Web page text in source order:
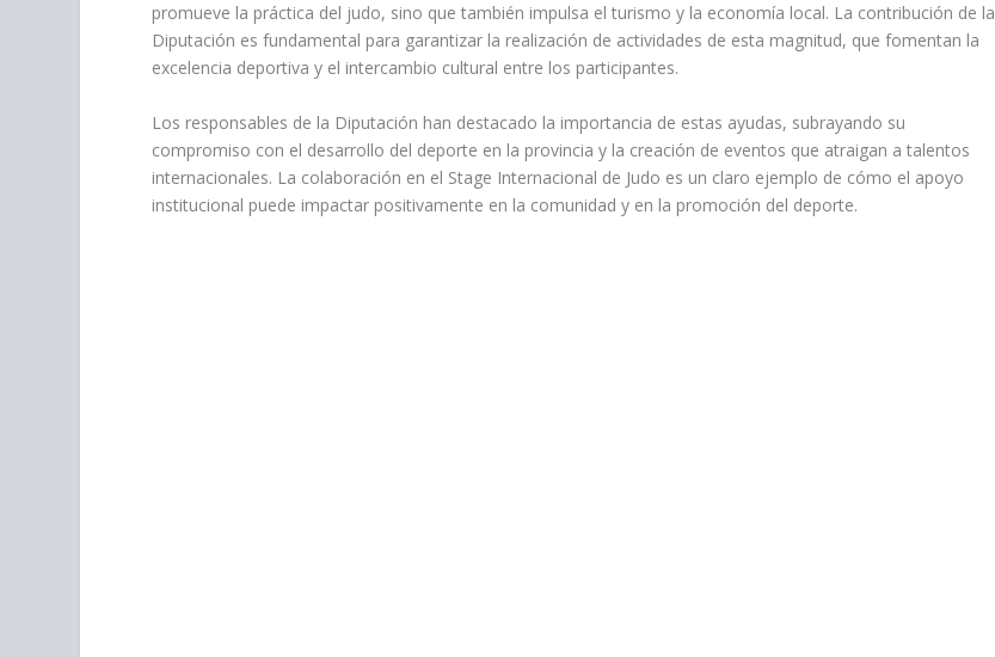
promueve la práctica del judo, sino que también impulsa el turismo y la economía local. La contribución de la
Diputación es fundamental para garantizar la realización de actividades de esta magnitud, que fomentan la
excelencia deportiva y el intercambio cultural entre los participantes.
Los responsables de la Diputación han destacado la importancia de estas ayudas, subrayando su
compromiso con el desarrollo del deporte en la provincia y la creación de eventos que atraigan a talentos
internacionales. La colaboración en el Stage Internacional de Judo es un claro ejemplo de cómo el apoyo
institucional puede impactar positivamente en la comunidad y en la promoción del deporte.